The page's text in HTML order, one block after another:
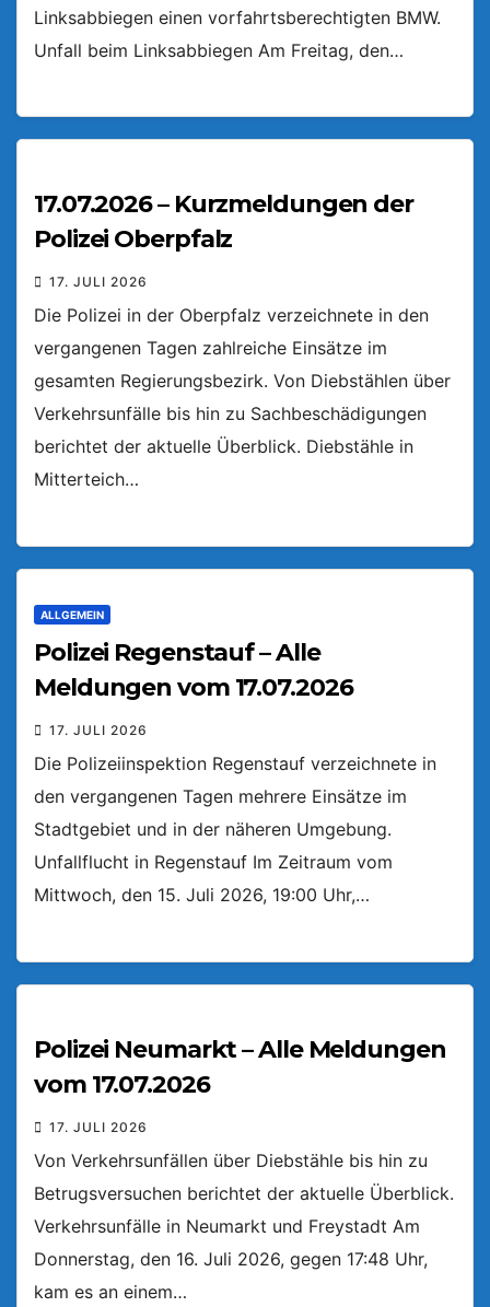
Linksabbiegen einen vorfahrtsberechtigten BMW.
Unfall beim Linksabbiegen Am Freitag, den…
17.07.2026 – Kurzmeldungen der
Polizei Oberpfalz
17. JULI 2026
Die Polizei in der Oberpfalz verzeichnete in den
vergangenen Tagen zahlreiche Einsätze im
gesamten Regierungsbezirk. Von Diebstählen über
Verkehrsunfälle bis hin zu Sachbeschädigungen
berichtet der aktuelle Überblick. Diebstähle in
Mitterteich…
ALLGEMEIN
Polizei Regenstauf – Alle
Meldungen vom 17.07.2026
17. JULI 2026
Die Polizeiinspektion Regenstauf verzeichnete in
den vergangenen Tagen mehrere Einsätze im
Stadtgebiet und in der näheren Umgebung.
Unfallflucht in Regenstauf Im Zeitraum vom
Mittwoch, den 15. Juli 2026, 19:00 Uhr,…
Polizei Neumarkt – Alle Meldungen
vom 17.07.2026
17. JULI 2026
Von Verkehrsunfällen über Diebstähle bis hin zu
Betrugsversuchen berichtet der aktuelle Überblick.
Verkehrsunfälle in Neumarkt und Freystadt Am
Donnerstag, den 16. Juli 2026, gegen 17:48 Uhr,
kam es an einem…